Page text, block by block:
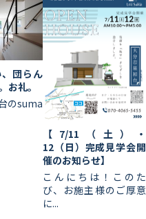
団らん
お礼。
のsuma
【7/11（土）・
12（日）完成見学会開
催のお知らせ】
こんにちは！このた
び、お施主様のご厚意
に...